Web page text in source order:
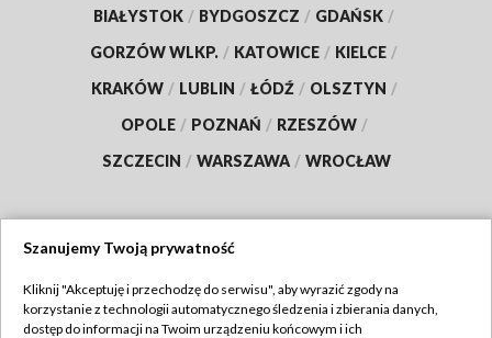
BIAŁYSTOK / BYDGOSZCZ / GDAŃSK /
GORZÓW WLKP. / KATOWICE / KIELCE /
KRAKÓW / LUBLIN / ŁÓDŹ / OLSZTYN /
OPOLE / POZNAŃ / RZESZÓW /
SZCZECIN / WARSZAWA / WROCŁAW
TVP
Szanujemy Twoją prywatność
Kliknij "Akceptuję i przechodzę do serwisu", aby wyrazić zgody na
korzystanie z technologii automatycznego śledzenia i zbierania danych,
dostęp do informacji na Twoim urządzeniu końcowym i ich